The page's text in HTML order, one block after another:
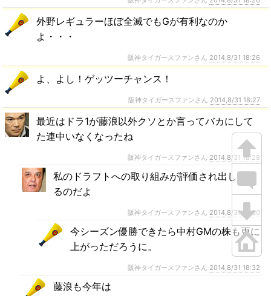
外野レギュラーほぼ全滅でもGが有利なのか
よ・・・
阪神タイガースファンさん 2014,8/31 18:26
よ、よし！ゲッツーチャンス！
阪神タイガースファンさん 2014,8/31 18:27
最近はドラ1が藤浪以外クソとか言ってバカにして
た連中いなくなったね
阪神タイガースファンさん 2014,8/31 18:28
私のドラフトへの取り組みが評価され出してい
るのだよ
阪神タイガースファンさん 2014,8/31 18:30
今シーズン優勝できたら中村GMの株も更に
上がっただろうに。
阪神タイガースファンさん 2014,8/31 18:32
藤浪も今年は